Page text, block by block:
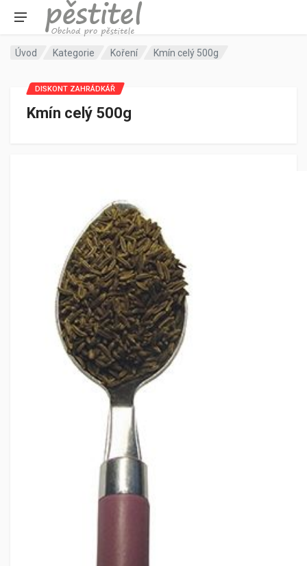
Úvod Kategorie Koření Kmín celý 500g
Kmín celý 500g
DISKONT ZAHRÁDKÁŘ